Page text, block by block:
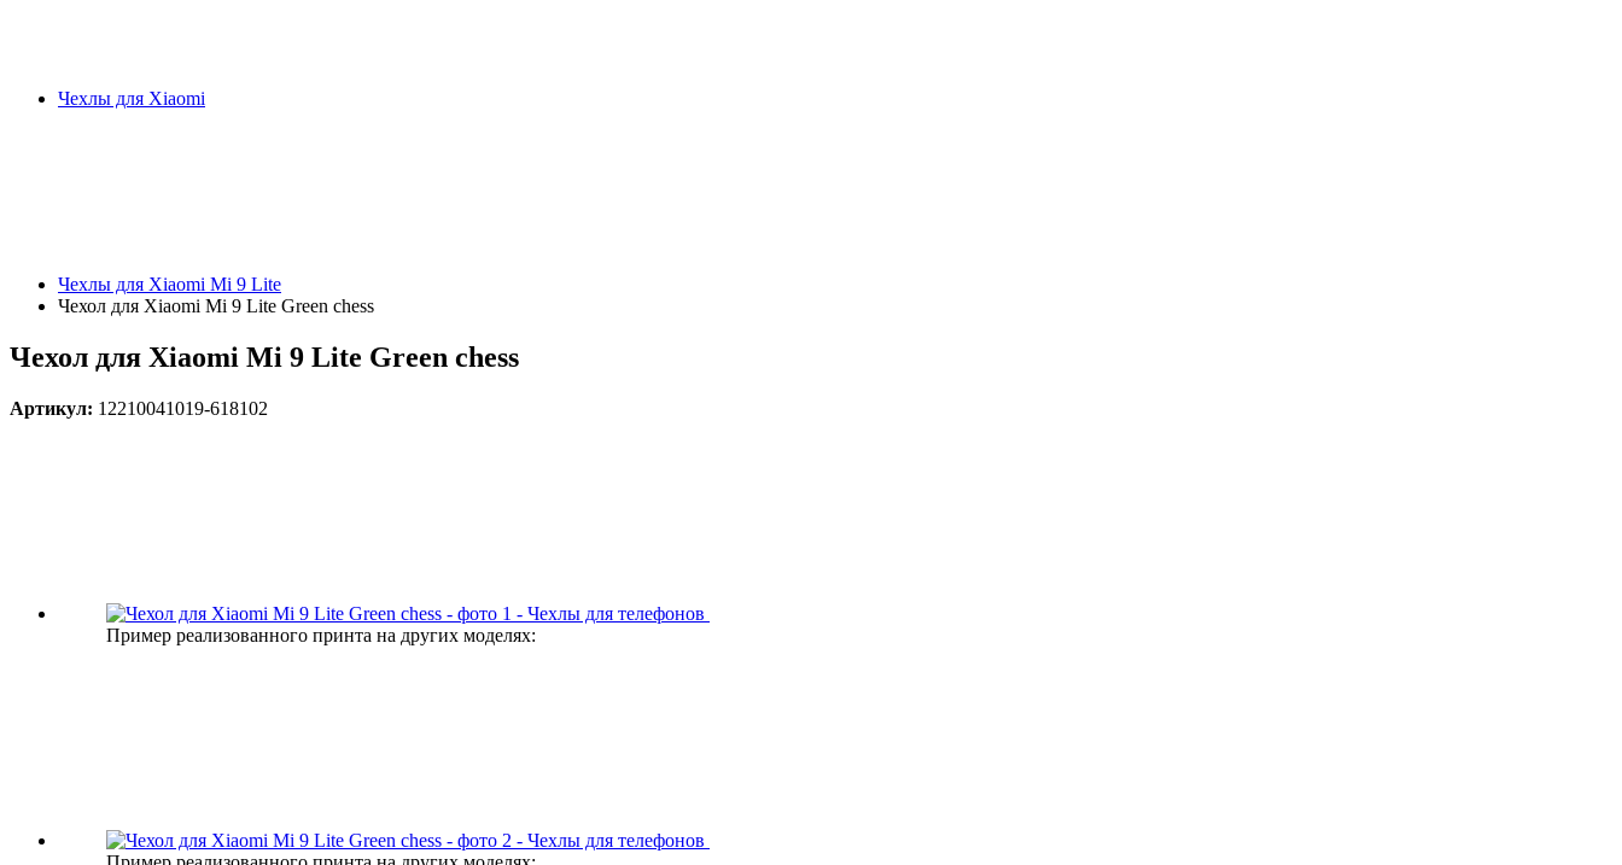
Чехлы для Xiaomi
Чехлы для Xiaomi Mi 9 Lite
Чехол для Xiaomi Mi 9 Lite Green chess
Чехол для Xiaomi Mi 9 Lite Green chess
Артикул: 12210041019-618102
Пример реализованного принта на других моделях: